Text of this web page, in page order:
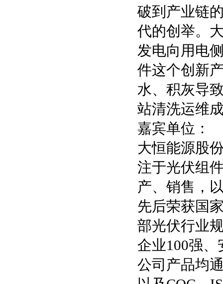
破到产业链
代的创举。
发电向用电
件这个创新
水、积灰导
站清洗运维
嘉宾单位：
大恒能源股
注于光伏组
产、销售，
先后荣获国
部光伏行业
企业100强
公司产品均